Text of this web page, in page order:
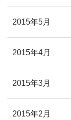
2015年5月
2015年4月
2015年3月
2015年2月